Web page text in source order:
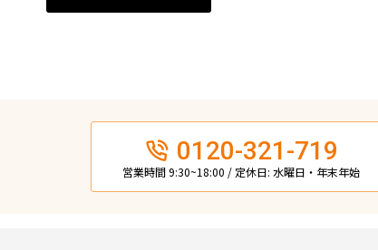
ブランドマンション
0120-321-719
営業時間 9:30~18:00 / 定休日: 水曜日・年末年始